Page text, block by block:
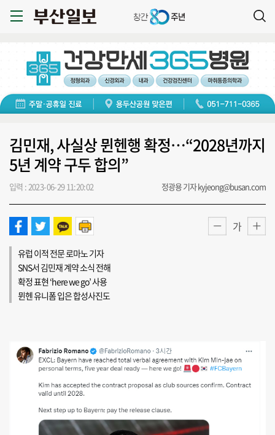
김민재, 사실상 뮌헨행 확정…“2028년까지
5년 계약 구두 합의”
입력 : 2023-06-29 11:20:02 정광용 기자 kyjeong@busan.com
가
유럽 이적 전문 로마노 기자
SNS서 김민재 계약 소식 전해
확정 표현 ‘here we go’ 사용
뮌헨 유니폼 입은 합성사진도